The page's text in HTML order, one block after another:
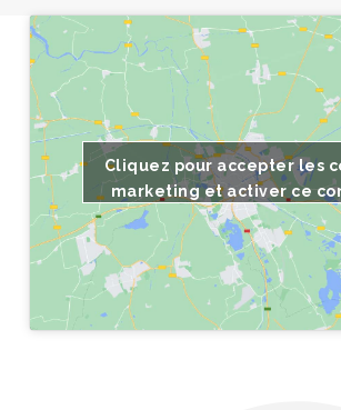
Cliquez pour accepter les
marketing et activer ce